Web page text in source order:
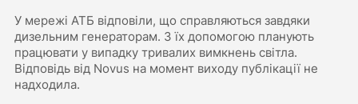
У мережі АТБ відповіли, що справляються завдяки
дизельним генераторам. З їх допомогою планують
працювати у випадку тривалих вимкнень світла.
Відповідь від Novus на момент виходу публікації не
надходила.